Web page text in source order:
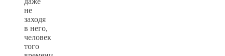
не
заходя
в него,
человек
того